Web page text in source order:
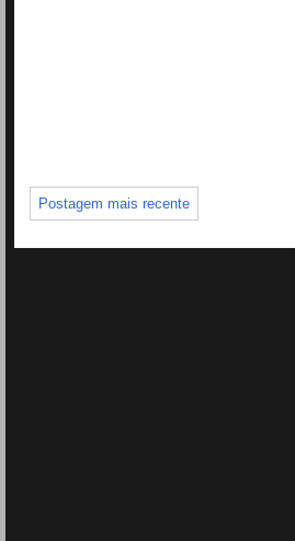
Postagem mais recente